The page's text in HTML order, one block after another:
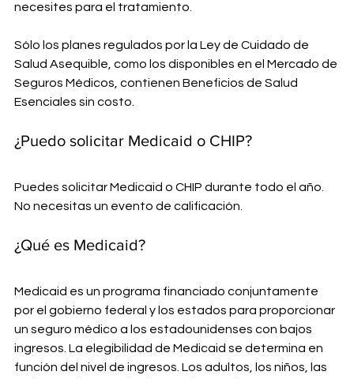
necesites para el tratamiento.
Sólo los planes regulados por la Ley de Cuidado de
Salud Asequible, como los disponibles en el Mercado de
Seguros Médicos, contienen Beneficios de Salud
Esenciales sin costo.
¿Puedo solicitar Medicaid o CHIP?
Puedes solicitar Medicaid o CHIP durante todo el año.
No necesitas un evento de calificación.
¿Qué es Medicaid?
Medicaid es un programa financiado conjuntamente
por el gobierno federal y los estados para proporcionar
un seguro médico a los estadounidenses con bajos
ingresos. La elegibilidad de Medicaid se determina en
función del nivel de ingresos. Los adultos, los niños, las